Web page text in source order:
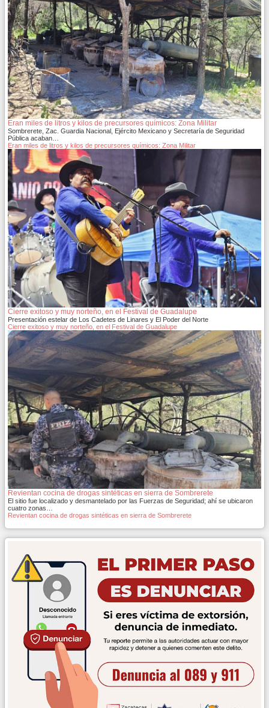
Eran miles de litros y kilos de precursores químicos: Zona Militar
Sombrerete, Zac. Guardia Nacional, Ejército Mexicano y Secretaría de Seguridad
Pública acaban…
Eran miles de litros y kilos de precursores químicos: Zona Militar
Cierre exitoso y muy norteño, en el Festival de Guadalupe
Presentación estelar de Los Cadetes de Linares y El Poder del Norte
Cierre exitoso y muy norteño, en el Festival de Guadalupe
Revientan cocina de drogas sintéticas en sierra de Sombrerete
El sitio fue localizado y desmantelado por las Fuerzas de Seguridad; ahí se ubicaron
cuatro zonas…
Revientan cocina de drogas sintéticas en sierra de Sombrerete